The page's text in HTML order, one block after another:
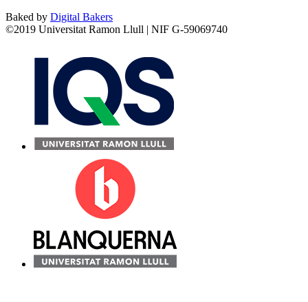
Baked by Digital Bakers
©2019 Universitat Ramon Llull | NIF G-59069740